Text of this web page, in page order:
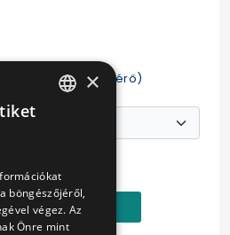
(járművenként eltérő)
Kosárba
×
böngészőjéről,
végez. Az
Önre mint